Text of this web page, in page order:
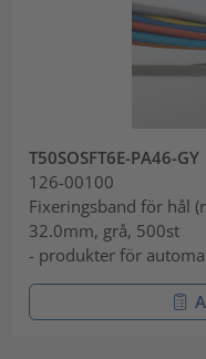
T50SOSFT6E-PA46-GY
126-00100
Fixeringsband för hål
32.0mm, grå, 500st
- produkter för